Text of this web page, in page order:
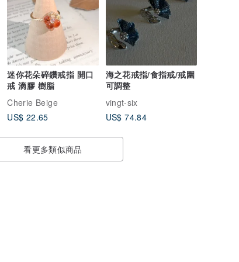
迷你花朵碎鑽戒指 開口
戒 滴膠 樹脂
Cherie Beige
US$ 22.65
海之花戒指/食指戒/戒圍
可調整
vingt-six
US$ 74.84
看更多類似商品